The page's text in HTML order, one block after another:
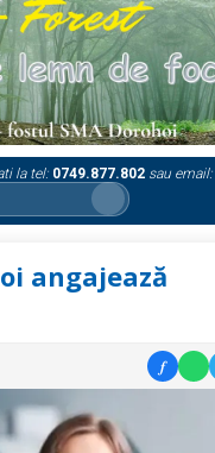
la tel: 0749.877.802 sau email:
angajează
f